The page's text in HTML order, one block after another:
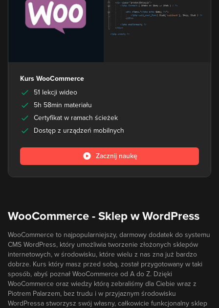
WooCommerce - Sklep w WordPress
WooCommerce to najpopularniejszy, darmowy dodatek do systemu
CMS WordPress, który umożliwia tworzenie złożonych sklepów
internetowych, w środowisku, które wielu z nas zna już bardzo
dobrze. Kurs który masz przed sobą, został przygotowany w taki
sposób, abyś poznał WooCommerce od A do Z. Dzięki
WooCommerce oraz wiedzy którą zebraliśmy dla Ciebie wraz z
Piotrem Palarzem, bez trudu i w przyjaznym środowisku
WordPressa stworzysz swój własny, całkowicie funkcjonalny sklep
Kurs WooCommerce
51 lekcji wideo
5h 58min materiału
Certyfikat w ramach ścieżek
Dostęp z urządzeń mobilnych
Zacznij naukę